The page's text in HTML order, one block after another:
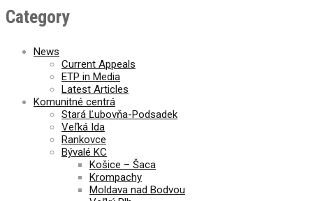
Category
News
Current Appeals
ETP in Media
Latest Articles
Komunitné centrá
Stará Ľubovňa-Podsadek
Veľká Ida
Rankovce
Bývalé KC
Košice – Šaca
Krompachy
Moldava nad Bodvou